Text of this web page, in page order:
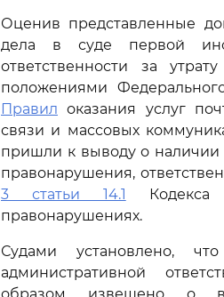
Оценив представленные
дела в суде первой
ответственности за
положениями
Правил оказания услуг
связи и массовых
пришли к выводу о наличии
правонарушения,
3 статьи 14.1 Кодекса
правонарушениях.
Судами установлено,
административной